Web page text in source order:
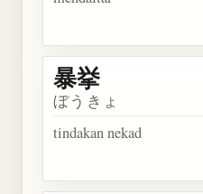
暴挙
ぼうきょ
tindakan nekad